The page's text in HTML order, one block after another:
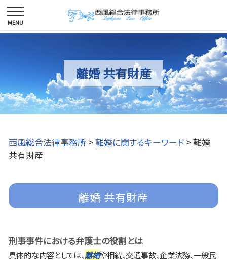
離婚 共有財産
西風総合法律事務所 > 離婚に関するキーワード > 離婚
共有財産
離婚 共有財産
刑事事件における弁護士の役割とは
具体的な内容としては、離婚や相続、交通事故、企業法務、一般民